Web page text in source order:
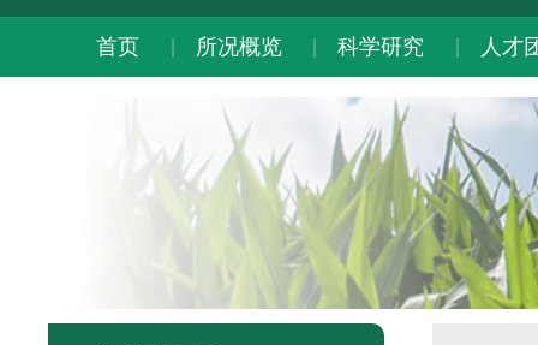
首页 所况概览 科学研究 人才